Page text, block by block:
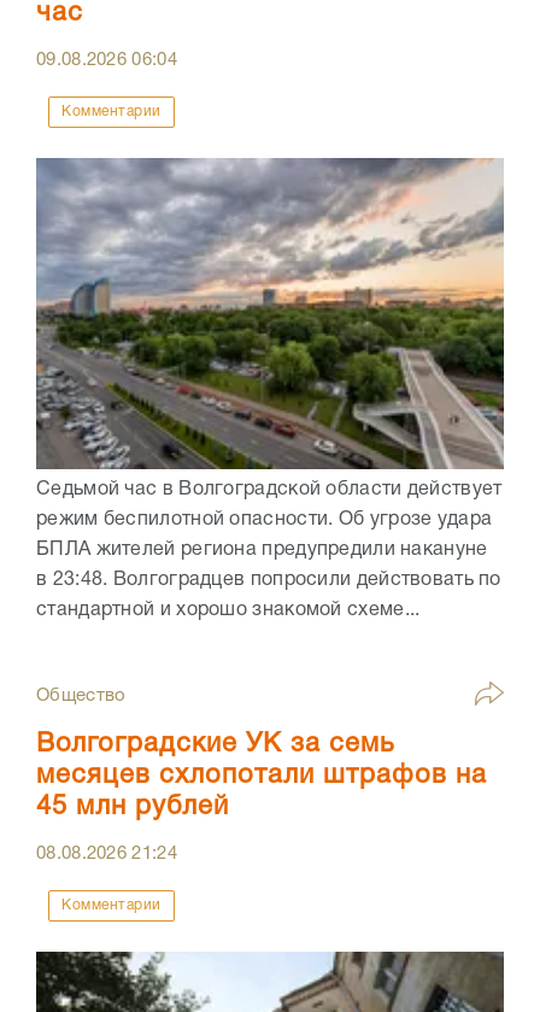
час
09.08.202606:04
Комментарии
Седьмой час в Волгоградской области действует
режим беспилотной опасности. Об угрозе удара
БПЛА жителей региона предупредили накануне
в 23:48. Волгоградцев попросили действовать по
стандартной и хорошо знакомой схеме...
Общество
Волгоградские УК за семь
месяцев схлопотали штрафов на
45 млн рублей
08.08.202621:24
Комментарии